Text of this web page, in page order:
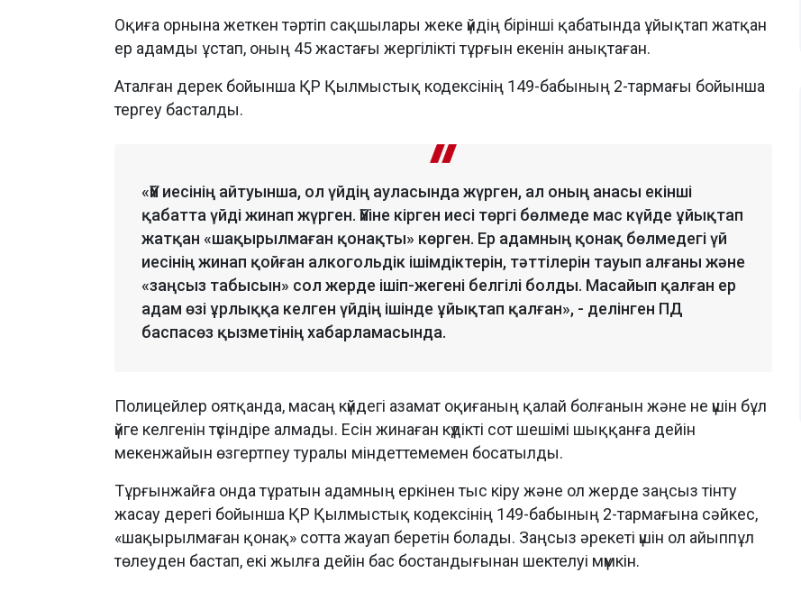
Оқиға орнына жеткен тәртіп сақшылары жеке үйдің бірінші қабатында ұйықтап жатқан
ер адамды ұстап, оның 45 жастағы жергілікті тұрғын екенін анықтаған.
Аталған дерек бойынша ҚР Қылмыстық кодексінің 149-бабының 2-тармағы бойынша
тергеу басталды.
«Үй иесінің айтуынша, ол үйдің ауласында жүрген, ал оның анасы екінші
қабатта үйді жинап жүрген. Үйіне кірген иесі төргі бөлмеде мас күйде ұйықтап
жатқан «шақырылмаған қонақты» көрген. Ер адамның қонақ бөлмедегі үй
иесінің жинап қойған алкогольдік ішімдіктерін, тәттілерін тауып алғаны және
«заңсыз табысын» сол жерде ішіп-жегені белгілі болды. Масайып қалған ер
адам өзі ұрлыққа келген үйдің ішінде ұйықтап қалған», - делінген ПД
баспасөз қызметінің хабарламасында.
Полицейлер оятқанда, масаң күйдегі азамат оқиғаның қалай болғанын және не үшін бұл
үйге келгенін түсіндіре алмады. Есін жинаған күдікті сот шешімі шыққанға дейін
мекенжайын өзгертпеу туралы міндеттемемен босатылды.
Тұрғынжайға онда тұратын адамның еркiнен тыс кiру және ол жерде заңсыз тiнту
жасау дерегі бойынша ҚР Қылмыстық кодексінің 149-бабының 2-тармағына сәйкес,
«шақырылмаған қонақ» сотта жауап беретін болады. Заңсыз әрекеті үшін ол айыппұл
төлеуден бастап, екі жылға дейін бас бостандығынан шектелуі мүмкін.